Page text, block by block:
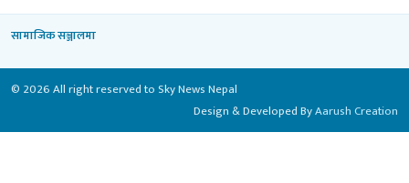
सामाजिक सञ्जालमा
© 2026 All right reserved to Sky News Nepal
Design & Developed ByAarush Creation